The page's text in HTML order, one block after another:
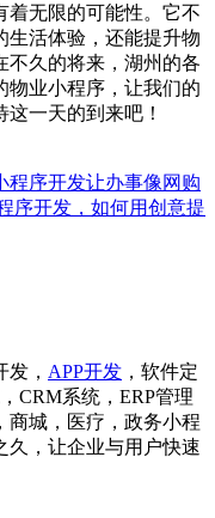
着无限的可能性。它不
生活体验，还能提升物
不久的将来，湖州的各
物业小程序，让我们的
一天的到来吧！
程序开发让办事像网购
序开发，如何用创意提
， APP开发 ，软件定
CRM系统，ERP管理
商城，医疗，政务小程
久，让企业与用户快速